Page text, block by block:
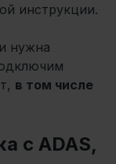
инструкции.
нужна
в том числе
с ADAS,